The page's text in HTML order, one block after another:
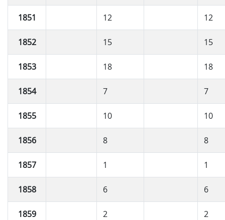
1851 12 12
1852 15 15
1853 18 18
1854 7 7
1855 10 10
1856 8 8
1857 1 1
1858 6 6
1859 2 2